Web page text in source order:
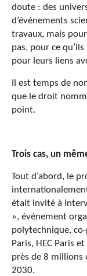
doute : des
d’événements
travaux, mais
pas, pour ce
pour leurs liens
Il est temps de
que le droit
point.
Trois cas, un
Tout d’abord, le
était invité à
», événement
polytechnique,
Paris, HEC Paris
près de 8 millions
2030.